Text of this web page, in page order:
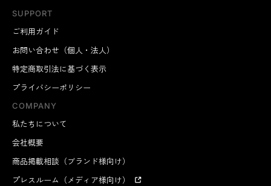
SUPPORT
ご利用ガイド
お問い合わせ（個人・法人）
特定商取引法に基づく表示
プライバシーポリシー
COMPANY
私たちについて
会社概要
商品掲載相談（ブランド様向け）
プレスルーム（メディア様向け）